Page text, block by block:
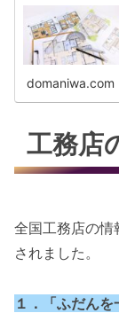
domaniwa.com
工務店
全国工務店の情
されました。
１．「ふだん